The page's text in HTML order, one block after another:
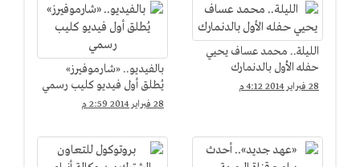
الليلة.. محمد عساف يحيي
حفله الأول بالدنمارك
28 فبراير 2014 4:12 م
بالفيديو.. «شارموفيرز»
يُطلق أول فيديو كليب رسمي
28 فبراير 2014 2:59 م